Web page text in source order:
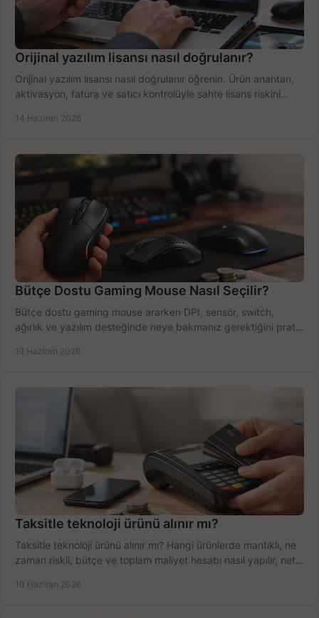
Orijinal yazılım lisansı nasıl doğrulanır?
Orijinal yazılım lisansı nasıl doğrulanır öğrenin. Ürün anahtarı,
aktivasyon, fatura ve satıcı kontrolüyle sahte lisans riskini
14 Haziran 2026
Bütçe Dostu Gaming Mouse Nasıl Seçilir?
Bütçe dostu gaming mouse ararken DPI, sensör, switch,
ağırlık ve yazılım desteğinde neye bakmanız gerektiğini pratik
12 Haziran 2026
Taksitle teknoloji ürünü alınır mı?
Taksitle teknoloji ürünü alınır mı? Hangi ürünlerde mantıklı, ne
zaman riskli, bütçe ve toplam maliyet hesabı nasıl yapılır, net
10 Haziran 2026